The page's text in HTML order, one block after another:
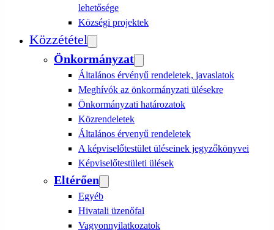
lehetősége
Községi projektek
Közzététel
Önkormányzat
Általános érvényű rendeletek, javaslatok
Meghívók az önkormányzati ülésekre
Önkormányzati határozatok
Közrendeletek
Általános érvenyű rendeletek
A képviselőtestület üléseinek jegyzőkönyvei
Képviselőtestületi ülések
Eltérően
Egyéb
Hivatali üzenőfal
Vagyonnyilatkozatok